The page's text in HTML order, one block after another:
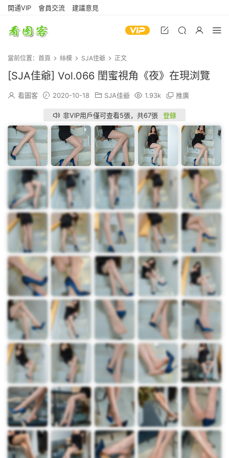
開通VIP 會員交流 建議意見
當前位置： 首頁 絲模 SJA佳爺 正文
[SJA佳爺] Vol.066 閨蜜視角《夜》在現浏覽
看圖客 2020-10-18 SJA佳爺 1.93k 推廣
非VIP用戶僅可查看5張，共67張 登錄